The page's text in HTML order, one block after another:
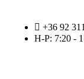
+36 92
H-P: 7:20 -